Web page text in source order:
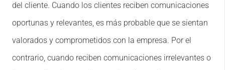
del cliente. Cuando los clientes reciben comunicaciones
oportunas y relevantes, es más probable que se sientan
valorados y comprometidos con la empresa. Por el
contrario, cuando reciben comunicaciones irrelevantes o